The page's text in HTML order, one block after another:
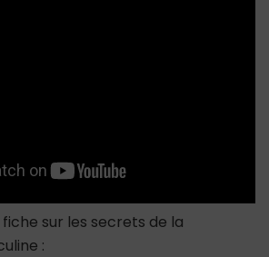
sur les secrets de la
: